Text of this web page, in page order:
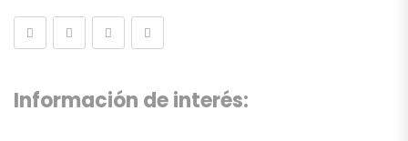
Información de interés: